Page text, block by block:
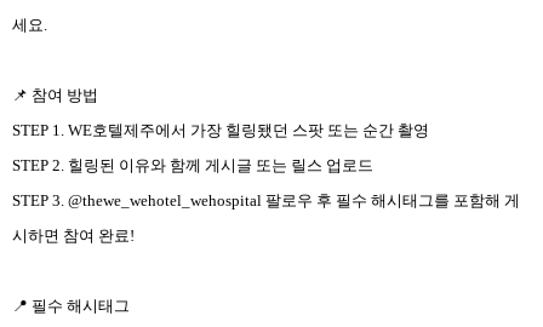
세요.
📌 참여 방법
STEP 1. WE호텔제주에서 가장 힐링됐던 스팟 또는 순간 촬영
STEP 2. 힐링된 이유와 함께 게시글 또는 릴스 업로드
STEP 3. @thewe_wehotel_wehospital 팔로우 후 필수 해시태그를 포함해 게
시하면 참여 완료!
📍 필수 해시태그